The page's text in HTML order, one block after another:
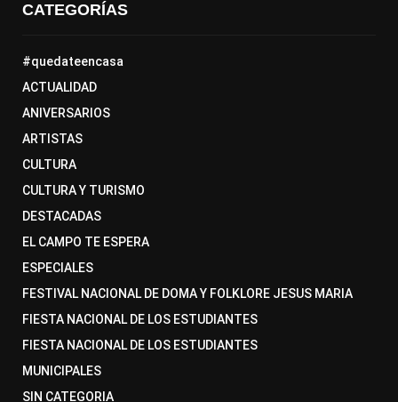
CATEGORÍAS
#quedateencasa
ACTUALIDAD
ANIVERSARIOS
ARTISTAS
CULTURA
CULTURA Y TURISMO
DESTACADAS
EL CAMPO TE ESPERA
ESPECIALES
FESTIVAL NACIONAL DE DOMA Y FOLKLORE JESUS MARIA
FIESTA NACIONAL DE LOS ESTUDIANTES
FIESTA NACIONAL DE LOS ESTUDIANTES
MUNICIPALES
SIN CATEGORIA